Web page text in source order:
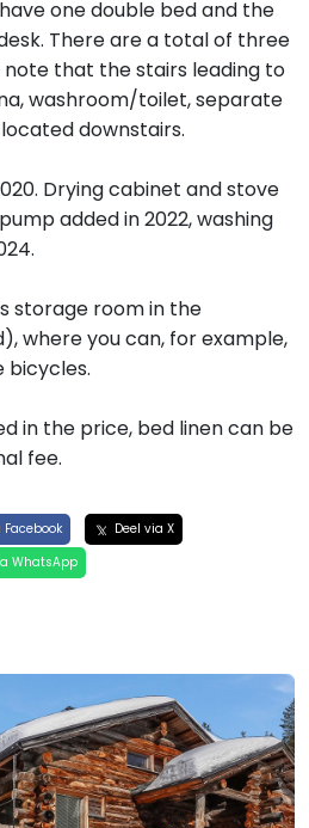
one double bed and the
There are a total of three
note that the stairs leading to
washroom/toilet, separate
downstairs.
Drying cabinet and stove
added in 2022, washing
storage room in the
where you can, for example,
bicycles.
in the price, bed linen can be
fee.
Facebook
Deel via X
WhatsApp